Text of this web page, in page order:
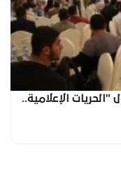
الإعلامية..